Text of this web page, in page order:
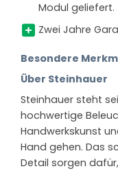
Modul geliefert.
Zwei Jahre
Besondere
Über Steinhauer
Steinhauer steht
hochwertige
Handwerkskunst
Hand gehen. Das
Detail sorgen